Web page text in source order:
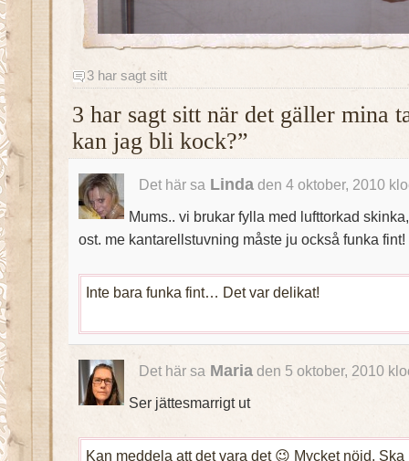
3 har sagt sitt
3 har sagt sitt när det gäller mina
kan jag bli kock?”
Det här sa Lindaden 4 oktober, 2010
Mums.. vi brukar fylla med lufttorkad
ost. me kantarellstuvning måste ju också funka fint!
Inte bara funka fint… Det var delikat!
Det här sa Mariaden 5 oktober, 2010
Ser jättesmarrigt ut
Kan meddela att det vara det 😉 Mycket nöjd.